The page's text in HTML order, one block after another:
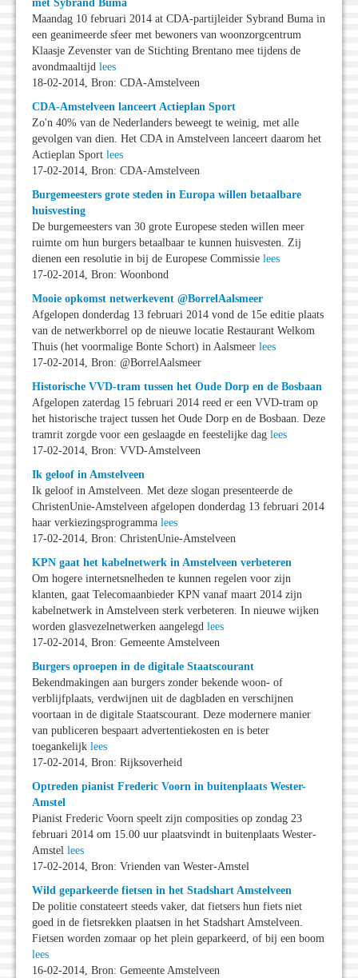
met Sybrand Buma
Maandag 10 februari 2014 at CDA-partijleider Sybrand Buma in
een geanimeerde sfeer met bewoners van woonzorgcentrum
Klaasje Zevenster van de Stichting Brentano mee tijdens de
avondmaaltijd lees
18-02-2014, Bron: CDA-Amstelveen
CDA-Amstelveen lanceert Actieplan Sport
Zo'n 40% van de Nederlanders beweegt te weinig, met alle
gevolgen van dien. Het CDA in Amstelveen lanceert daarom het
Actieplan Sport lees
17-02-2014, Bron: CDA-Amstelveen
Burgemeesters grote steden in Europa willen betaalbare
huisvesting
De burgemeesters van 30 grote Europese steden willen meer
ruimte om hun burgers betaalbaar te kunnen huisvesten. Zij
dienen een resolutie in bij de Europese Commissie lees
17-02-2014, Bron: Woonbond
Mooie opkomst netwerkevent @BorrelAalsmeer
Afgelopen donderdag 13 februari 2014 vond de 15e editie plaats
van de netwerkborrel op de nieuwe locatie Restaurant Welkom
Thuis (het voormalige Bonte Schort) in Aalsmeer lees
17-02-2014, Bron: @BorrelAalsmeer
Historische VVD-tram tussen het Oude Dorp en de Bosbaan
Afgelopen zaterdag 15 februari 2014 reed er een VVD-tram op
het historische traject tussen het Oude Dorp en de Bosbaan. Deze
tramrit zorgde voor een geslaagde en feestelijke dag lees
17-02-2014, Bron: VVD-Amstelveen
Ik geloof in Amstelveen
Ik geloof in Amstelveen. Met deze slogan presenteerde de
ChristenUnie-Amstelveen afgelopen donderdag 13 februari 2014
haar verkiezingsprogramma lees
17-02-2014, Bron: ChristenUnie-Amstelveen
KPN gaat het kabelnetwerk in Amstelveen verbeteren
Om hogere internetsnelheden te kunnen regelen voor zijn
klanten, gaat Telecomaanbieder KPN vanaf maart 2014 zijn
kabelnetwerk in Amstelveen sterk verbeteren. In nieuwe wijken
worden glasvezelnetwerken aangelegd lees
17-02-2014, Bron: Gemeente Amstelveen
Burgers oproepen in de digitale Staatscourant
Bekendmakingen aan burgers zonder bekende woon- of
verblijfplaats, verdwijnen uit de dagbladen en verschijnen
voortaan in de digitale Staatscourant. Deze modernere manier
van publiceren bespaart advertentiekosten en is beter
toegankelijk lees
17-02-2014, Bron: Rijksoverheid
Optreden pianist Frederic Voorn in buitenplaats Wester-
Amstel
Pianist Frederic Voorn speelt zijn composities op zondag 23
februari 2014 om 15.00 uur plaatsvindt in buitenplaats Wester-
Amstel lees
17-02-2014, Bron: Vrienden van Wester-Amstel
Wild geparkeerde fietsen in het Stadshart Amstelveen
De politie constateert steeds vaker, dat fietsers hun fiets niet
goed in de fietsrekken plaatsen in het Stadshart Amstelveen.
Fietsen worden zomaar op het plein geparkeerd, of bij een boom
lees
16-02-2014, Bron: Gemeente Amstelveen